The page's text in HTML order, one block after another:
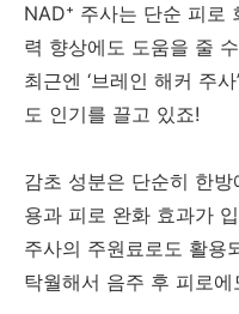
NAD⁺ 주사는 단순 피로
력 향상에도 도움을 줄
최근엔 ‘브레인 해커 주
도 인기를 끌고 있죠!
감초 성분은 단순히 한
용과 피로 완화 효과가
주사의 주원료로도 활용
탁월해서 음주 후 피로에